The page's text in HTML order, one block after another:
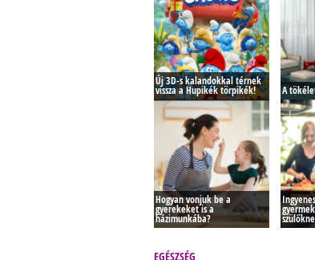
Új 3D-s kalandokkal térnek
vissza a Hupikék törpikék! A
Hogyan vonjuk be a
gyerekeket is a
házimunkába?
EGÉSZSÉG